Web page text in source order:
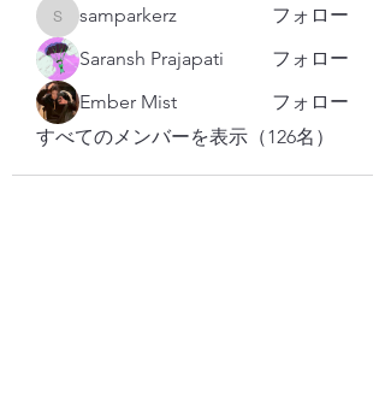
samparkerz
samparkerz
フォロー
Saransh Prajapati
フォロー
Ember Mist
フォロー
すべてのメンバーを表示（126名）